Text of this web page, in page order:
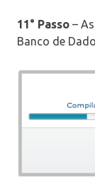
11° Passo –
Banco de